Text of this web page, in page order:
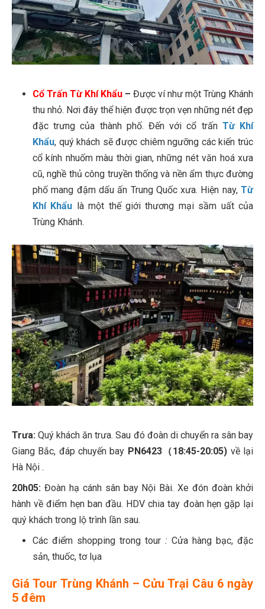
Cổ Trấn Từ Khí Khẩu – Được ví như một Trùng Khánh
thu nhỏ. Nơi đây thể hiện được trọn vẹn những nét đẹp
đặc trưng của thành phố. Đến với cổ trấn Từ Khí
Khẩu, quý khách sẽ được chiêm ngưỡng các kiến trúc
cổ kính nhuốm màu thời gian, những nét văn hoá xưa
cũ, nghề thủ công truyền thống và nền ẩm thực đường
phố mang đậm dấu ấn Trung Quốc xưa. Hiện nay, Từ
Khí Khẩu là một thế giới thương mại sầm uất của
Trùng Khánh.
Trưa: Quý khách ăn trưa. Sau đó đoàn di chuyển ra sân bay
Giang Bắc, đáp chuyến bay PN6423（18:45-20:05) về lại
Hà Nội .
20h05: Đoàn hạ cánh sân bay Nội Bài. Xe đón đoàn khởi
hành về điểm hẹn ban đầu. HDV chia tay đoàn hẹn gặp lại
quý khách trong lộ trình lần sau.
Các điểm shopping trong tour : Cửa hàng bạc, đặc
sản, thuốc, tơ lụa
Giá Tour Trùng Khánh – Cửu Trại Câu 6 ngày
5 đêm